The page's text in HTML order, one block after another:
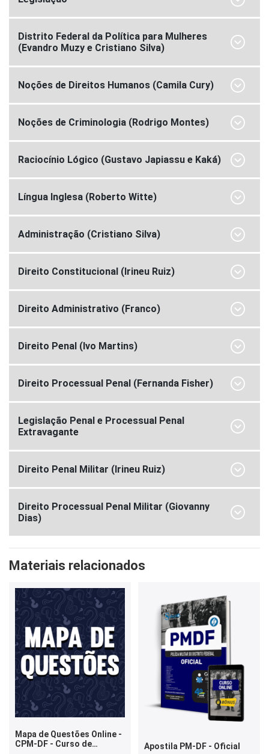
Distrito Federal da Política para Mulheres
(Evandro Muzy e Cristiano Silva)
Noções de Direitos Humanos (Camila Cury)
Noções de Criminologia (Rodrigo Montes)
Raciocínio Lógico (Gustavo Japiassu e Kaká)
Língua Inglesa (Roberto Witte)
Administração (Cristiano Silva)
Direito Constitucional (Irineu Ruiz)
Direito Administrativo (Franco)
Direito Penal (Ivo Martins)
Direito Processual Penal (Fernanda Fisher)
Legislação Penal e Processual Penal
Extravagante
Direito Penal Militar (Irineu Ruiz)
Direito Processual Penal Militar (Giovanny
Dias)
Materiais relacionados
Mapa de Questões Online -
CPM-DF - Curso de
Apostila PM-DF - Oficial